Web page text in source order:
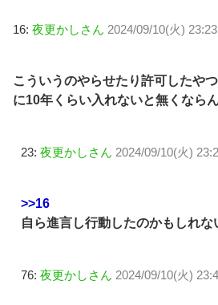
16: 夜更かしさん 2024/09/10(火)
こういうのやらせたり許可したや
に10年くらい入れないと無くなら
23: 夜更かしさん 2024/09/10(火)
>>16
自ら進言し行動したのかもしれな
76: 夜更かしさん 2024/09/10(火)